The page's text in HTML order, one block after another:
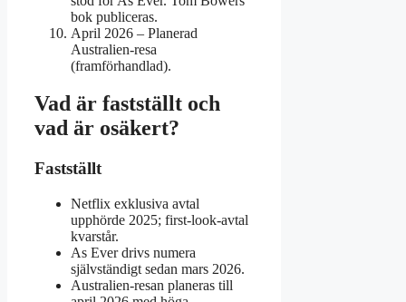
bok publiceras.
April 2026 – Planerad
Australien-resa
(framförhandlad).
Vad är fastställt och
vad är osäkert?
Fastställt
Netflix exklusiva avtal
upphörde 2025; first-look-avtal
kvarstår.
As Ever drivs numera
självständigt sedan mars 2026.
Australien-resan planeras till